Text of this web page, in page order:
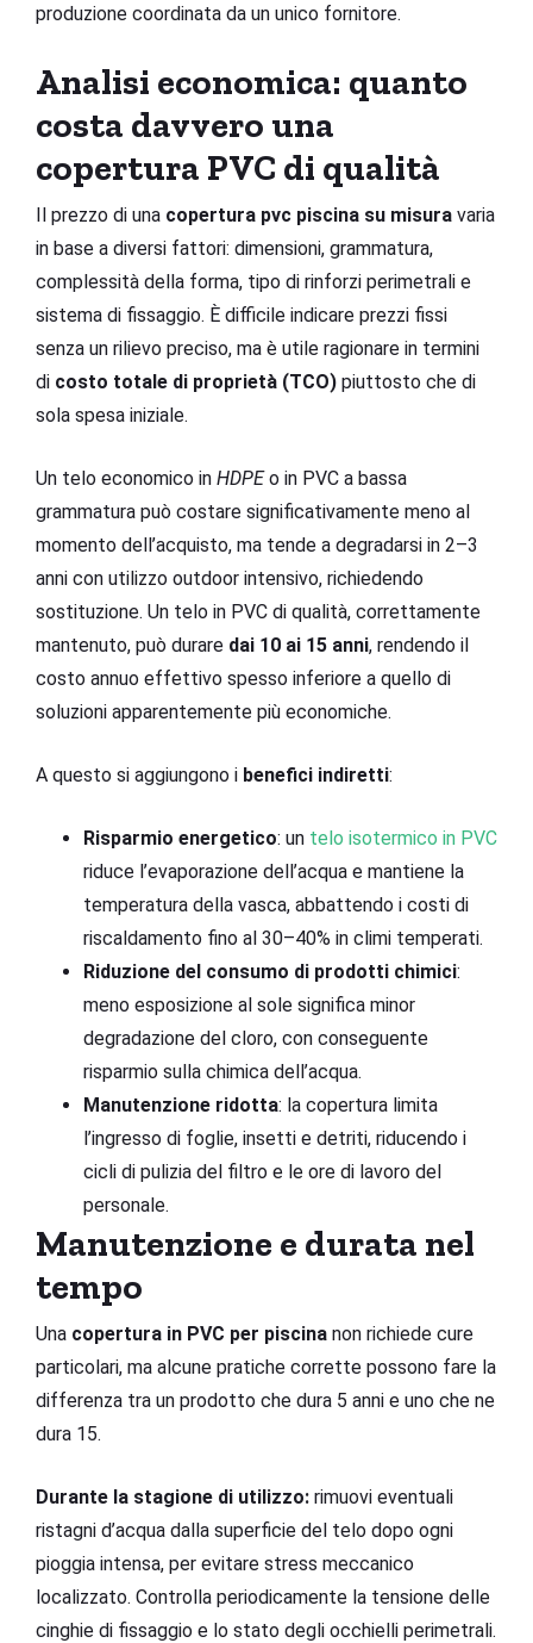
produzione coordinata da un unico fornitore.
Analisi economica: quanto
costa davvero una
copertura PVC di qualità
Il prezzo di una copertura pvc piscina su misura varia
in base a diversi fattori: dimensioni, grammatura,
complessità della forma, tipo di rinforzi perimetrali e
sistema di fissaggio. È difficile indicare prezzi fissi
senza un rilievo preciso, ma è utile ragionare in termini
di costo totale di proprietà (TCO) piuttosto che di
sola spesa iniziale.
Un telo economico in HDPEo in PVC a bassa
grammatura può costare significativamente meno al
momento dell’acquisto, ma tende a degradarsi in 2–3
anni con utilizzo outdoor intensivo, richiedendo
sostituzione. Un telo in PVC di qualità, correttamente
mantenuto, può durare dai 10 ai 15 anni, rendendo il
costo annuo effettivo spesso inferiore a quello di
soluzioni apparentemente più economiche.
A questo si aggiungono i benefici indiretti:
Risparmio energetico: un telo isotermico in PVC
riduce l’evaporazione dell’acqua e mantiene la
temperatura della vasca, abbattendo i costi di
riscaldamento fino al 30–40% in climi temperati.
Riduzione del consumo di prodotti chimici:
meno esposizione al sole significa minor
degradazione del cloro, con conseguente
risparmio sulla chimica dell’acqua.
Manutenzione ridotta: la copertura limita
l’ingresso di foglie, insetti e detriti, riducendo i
cicli di pulizia del filtro e le ore di lavoro del
personale.
Manutenzione e durata nel
tempo
Una copertura in PVC per piscina non richiede cure
particolari, ma alcune pratiche corrette possono fare la
differenza tra un prodotto che dura 5 anni e uno che ne
dura 15.
Durante la stagione di utilizzo: rimuovi eventuali
ristagni d’acqua dalla superficie del telo dopo ogni
pioggia intensa, per evitare stress meccanico
localizzato. Controlla periodicamente la tensione delle
cinghie di fissaggio e lo stato degli occhielli perimetrali.